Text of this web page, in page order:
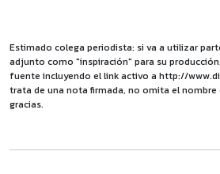
Estimado colega periodista: si va a utilizar
adjunto como "inspiración" para su
fuente incluyendo el link activo a http://
trata de una nota firmada, no omita el nombre
gracias.